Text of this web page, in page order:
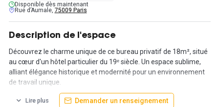
Disponible dès maintenant
Rue d’Aumale, 75009 Paris
Description de l'espace
Découvrez le charme unique de ce bureau privatif de 18m², situé
au cœur d'un hôtel particulier du 19ᵉ siècle. Un espace sublime,
alliant élégance historique et modernité pour un environnement
de travail unique.
Le bureau fait une surface de 18m² et peut accueillir jusqu'à 5
personnes. Pour un loyer de 3 700€HT/mois, le prix inclut déjà
Lire plus Demander un renseignement